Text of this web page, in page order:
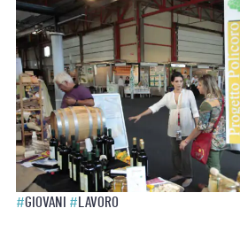
#GIOVANI # LAVORO